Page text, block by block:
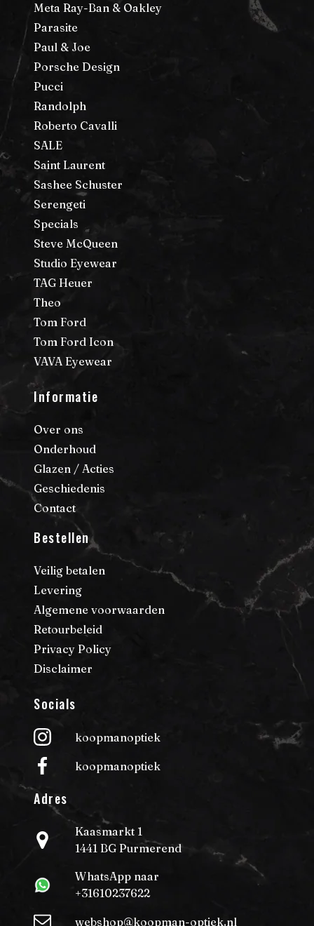
Adres
Kaasmarkt 1
1441 BG Purmerend
WhatsApp naar
+31610237622
webshop@koopman-optiek.nl
Socials
koopmanoptiek
koopmanoptiek
Meta Ray-Ban & Oakley
Parasite
Paul & Joe
Porsche Design
Pucci
Randolph
Roberto Cavalli
SALE
Saint Laurent
Sashee Schuster
Serengeti
Specials
Steve McQueen
Studio Eyewear
TAG Heuer
Theo
Tom Ford
Tom Ford Icon
VAVA Eyewear
Informatie
Over ons
Onderhoud
Glazen / Acties
Geschiedenis
Contact
Bestellen
Veilig betalen
Levering
Algemene voorwaarden
Retourbeleid
Privacy Policy
Disclaimer